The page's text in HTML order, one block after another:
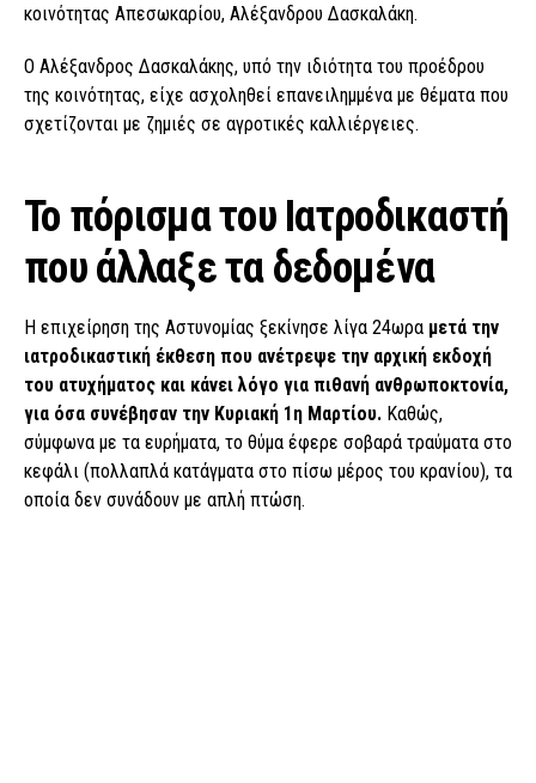
κοινότητας Απεσωκαρίου, Αλέξανδρου Δασκαλάκη.
Ο Αλέξανδρος Δασκαλάκης, υπό την ιδιότητα του προέδρου
της κοινότητας, είχε ασχοληθεί επανειλημμένα με θέματα που
σχετίζονται με ζημιές σε αγροτικές καλλιέργειες.
Το πόρισμα του Ιατροδικαστή
που άλλαξε τα δεδομένα
Η επιχείρηση της Αστυνομίας ξεκίνησε λίγα 24ωρα μετά την
ιατροδικαστική έκθεση που ανέτρεψε την αρχική εκδοχή
του ατυχήματος και κάνει λόγο για πιθανή ανθρωποκτονία,
για όσα συνέβησαν την Κυριακή 1η Μαρτίου. Καθώς,
σύμφωνα με τα ευρήματα, το θύμα έφερε σοβαρά τραύματα στο
κεφάλι (πολλαπλά κατάγματα στο πίσω μέρος του κρανίου), τα
οποία δεν συνάδουν με απλή πτώση.